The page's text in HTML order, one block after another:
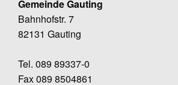
Gemeinde Gauting
Bahnhofstr. 7
82131 Gauting
Tel. 089 89337-0
Fax 089 8504861